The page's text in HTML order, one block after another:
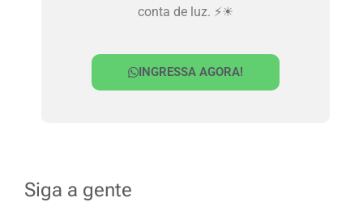
conta de luz. ⚡☀
INGRESSA AGORA!
Siga a gente